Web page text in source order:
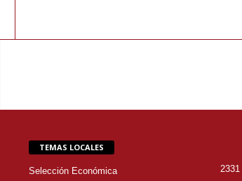
TEMAS LOCALES
Selección Económica 2331